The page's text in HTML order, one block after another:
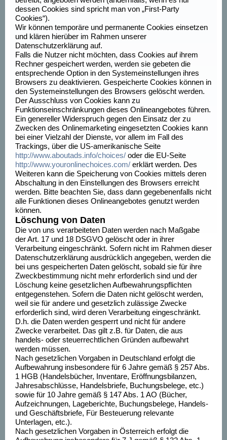
dessen Cookies sind spricht man von „First-Party
Cookies“).
Wir können temporäre und permanente Cookies einsetzen
und klären hierüber im Rahmen unserer
Datenschutzerklärung auf.
Falls die Nutzer nicht möchten, dass Cookies auf ihrem
Rechner gespeichert werden, werden sie gebeten die
entsprechende Option in den Systemeinstellungen ihres
Browsers zu deaktivieren. Gespeicherte Cookies können in
den Systemeinstellungen des Browsers gelöscht werden.
Der Ausschluss von Cookies kann zu
Funktionseinschränkungen dieses Onlineangebotes führen.
Ein genereller Widerspruch gegen den Einsatz der zu
Zwecken des Onlinemarketing eingesetzten Cookies kann
bei einer Vielzahl der Dienste, vor allem im Fall des
Trackings, über die US-amerikanische Seite
http://www.aboutads.info/choices/ oder die EU-Seite
http://www.youronlinechoices.com/ erklärt werden. Des
Weiteren kann die Speicherung von Cookies mittels deren
Abschaltung in den Einstellungen des Browsers erreicht
werden. Bitte beachten Sie, dass dann gegebenenfalls nicht
alle Funktionen dieses Onlineangebotes genutzt werden
können.
Löschung von Daten
Die von uns verarbeiteten Daten werden nach Maßgabe
der Art. 17 und 18 DSGVO gelöscht oder in ihrer
Verarbeitung eingeschränkt. Sofern nicht im Rahmen dieser
Datenschutzerklärung ausdrücklich angegeben, werden die
bei uns gespeicherten Daten gelöscht, sobald sie für ihre
Zweckbestimmung nicht mehr erforderlich sind und der
Löschung keine gesetzlichen Aufbewahrungspflichten
entgegenstehen. Sofern die Daten nicht gelöscht werden,
weil sie für andere und gesetzlich zulässige Zwecke
erforderlich sind, wird deren Verarbeitung eingeschränkt.
D.h. die Daten werden gesperrt und nicht für andere
Zwecke verarbeitet. Das gilt z.B. für Daten, die aus
handels- oder steuerrechtlichen Gründen aufbewahrt
werden müssen.
Nach gesetzlichen Vorgaben in Deutschland erfolgt die
Aufbewahrung insbesondere für 6 Jahre gemäß § 257 Abs.
1 HGB (Handelsbücher, Inventare, Eröffnungsbilanzen,
Jahresabschlüsse, Handelsbriefe, Buchungsbelege, etc.)
sowie für 10 Jahre gemäß § 147 Abs. 1 AO (Bücher,
Aufzeichnungen, Lageberichte, Buchungsbelege, Handels-
und Geschäftsbriefe, Für Besteuerung relevante
Unterlagen, etc.).
Nach gesetzlichen Vorgaben in Österreich erfolgt die